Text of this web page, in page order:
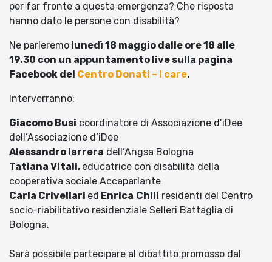
per far fronte a questa emergenza? Che risposta
hanno dato le persone con disabilità?
Ne parleremo lunedì 18 maggio dalle ore 18 alle
19.30 con un appuntamento live sulla pagina
Facebook del Centro Donati – I care.
Interverranno:
Giacomo Busi coordinatore di Associazione d’iDee
dell’Associazione d’iDee
Alessandro Iarrera dell’Angsa Bologna
Tatiana Vitali, educatrice con disabilità della
cooperativa sociale Accaparlante
Carla Crivellari ed Enrica Chili residenti del Centro
socio-riabilitativo residenziale Selleri Battaglia di
Bologna.
Sarà possibile partecipare al dibattito promosso dal